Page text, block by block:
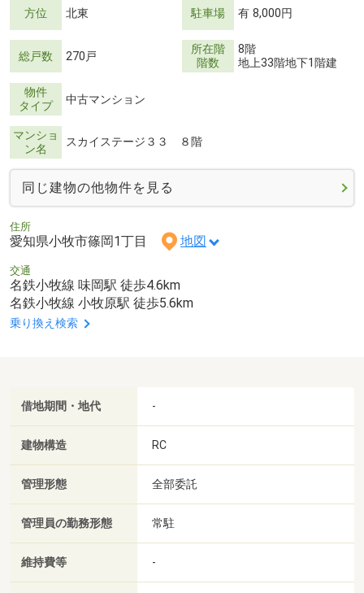
方位 北東 駐車場 有 8,000円
総戸数 270戸
所在階
階数
8階
地上33階地下1階建
物件
タイプ
中古マンション
マンショ
ン名
スカイステージ３３ ８階
同じ建物の他物件を見る
住所
愛知県小牧市篠岡1丁目 地図
交通
名鉄小牧線 味岡駅 徒歩4.6km
名鉄小牧線 小牧原駅 徒歩5.6km
乗り換え検索
借地期間・地代 -
建物構造 RC
管理形態 全部委託
管理員の勤務形態 常駐
維持費等 -